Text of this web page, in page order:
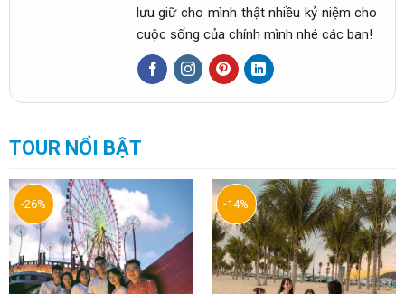
lưu giữ cho mình thật nhiều kỷ niệm cho
cuộc sống của chính mình nhé các ban!
TOUR NỔI BẬT
-26% -14%